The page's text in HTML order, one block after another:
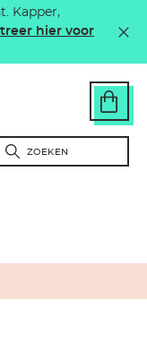
Kapper,
hier voor
ZOEKEN